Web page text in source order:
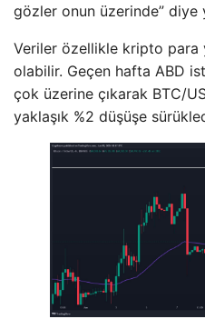
gözler onun üzerinde” diye
Veriler özellikle kripto para
olabilir. Geçen hafta ABD
çok üzerine çıkarak BTC/
yaklaşık %2 düşüşe